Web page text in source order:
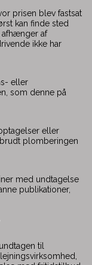
prisen blev fastsat
kan finde sted
af
ikke har
eller
som denne på
eller
plomberingen
med undtagelse
publikationer,
til